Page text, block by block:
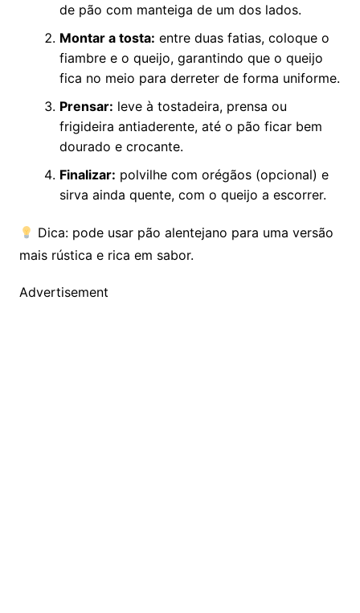
de pão com manteiga de um dos lados.
Montar a tosta: entre duas fatias, coloque o
fiambre e o queijo, garantindo que o queijo
fica no meio para derreter de forma uniforme.
Prensar: leve à tostadeira, prensa ou
frigideira antiaderente, até o pão ficar bem
dourado e crocante.
Finalizar: polvilhe com orégãos (opcional) e
sirva ainda quente, com o queijo a escorrer.
Dica: pode usar pão alentejano para uma versão
mais rústica e rica em sabor.
Advertisement